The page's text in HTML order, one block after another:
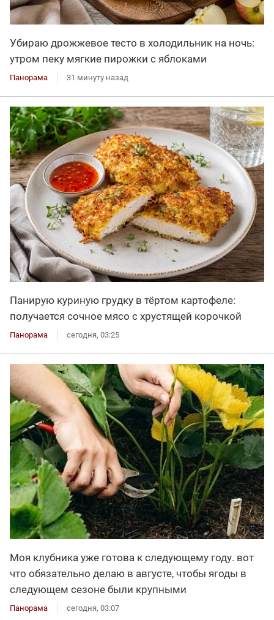
Убираю дрожжевое тесто в холодильник на ночь:
утром пеку мягкие пирожки с яблоками
Панорама 31 минуту назад
Панирую куриную грудку в тёртом картофеле:
получается сочное мясо с хрустящей корочкой
Панорама сегодня, 03:25
Моя клубника уже готова к следующему году. вот
что обязательно делаю в августе, чтобы ягоды в
следующем сезоне были крупными
Панорама сегодня, 03:07